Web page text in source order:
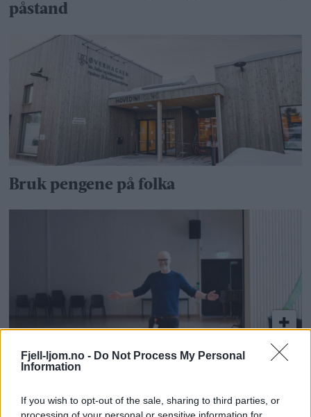
Fjell-ljom.no - Do Not Process My Personal
Information
If you wish to opt-out of the sale, sharing to third parties, or
processing of your personal or sensitive information for
påstand
Bruk pengene på folka
– Alle er velkomne på konsert!